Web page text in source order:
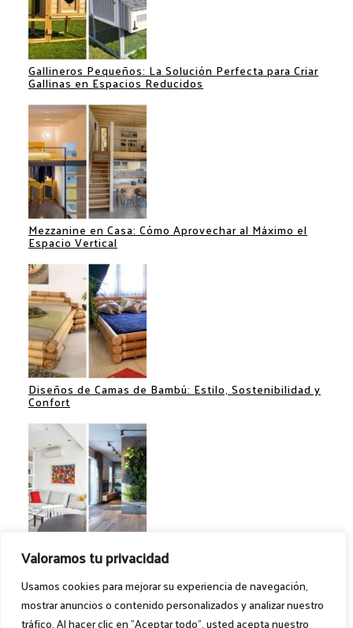
Valoramos tu privacidad
Usamos cookies para mejorar su experiencia de navegación,
mostrar anuncios o contenido personalizados y analizar nuestro
tráfico. Al hacer clic en "Aceptar todo", usted acepta nuestro
Gallineros Pequeños: La Solución Perfecta para Criar
Gallinas en Espacios Reducidos
Mezzanine en Casa: Cómo Aprovechar al Máximo el
Espacio Vertical
Diseños de Camas de Bambú: Estilo, Sostenibilidad y
Confort
Separadores de Espacios: Ideas Creativas para
Optimizar tu Hogar